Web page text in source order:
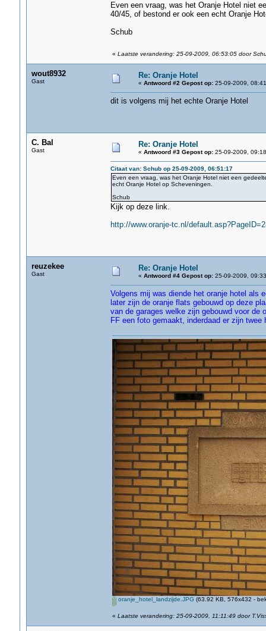
Even een vraag, was het Oranje Hotel niet
40/45, of bestond er ook een echt Oranje
Schub
« Laatste verandering: 25-09-2009, 06:53:05 door
wout8932
Gast
Re: Oranje Hotel
« Antwoord #2 Gepost op:25-09-2009,
dit is volgens mij het echte Oranje Hotel
C. Bal
Gast
Re: Oranje Hotel
« Antwoord #3 Gepost op:25-09-2009,
Citaat van: Schub op 25-09-2009, 06:51:17
Even een vraag, was het Oranje Hotel niet een
echt Oranje Hotel op Scheveningen.
Schub
Kijk op deze link.
http://www.oranje-tc.nl/
reuzekee
Gast
Re: Oranje Hotel
« Antwoord #4 Gepost op:25-09-2009,
Volgens mij was diende het oranje hotel als
later zijn de oranje flats gebouwd op deze
van de garages welke zijn gebouwd voor
FF een foto gemaakt, inderdaad er zijn
oranje_hotel_landzijde.JPG (63.92 KB, 576x432 -
« Laatste verandering: 25-09-2009, 11:11:49 door